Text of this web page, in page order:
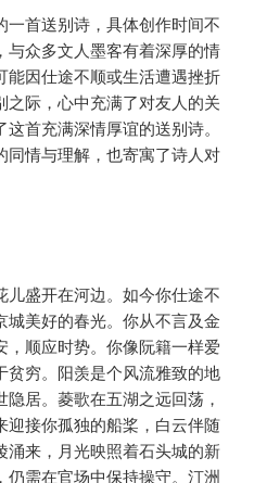
一首送别诗，具体创作时间不
与众多文人墨客有着深厚的情
能因仕途不顺或生活遭遇挫折
际，心中充满了对友人的关
首充满深情厚谊的送别诗。
同情与理解，也寄寓了诗人对
盛开在河边。如今你仕途不
城美好的春光。你从不言及金
顺应时势。你像阮籍一样爱
贫穷。阳羡是个风流雅致的地
居。菱歌在五湖之远回荡，
迎接你孤独的船桨，白云伴随
涌来，月光映照着石头城的新
需在官场中保持操守。汀洲